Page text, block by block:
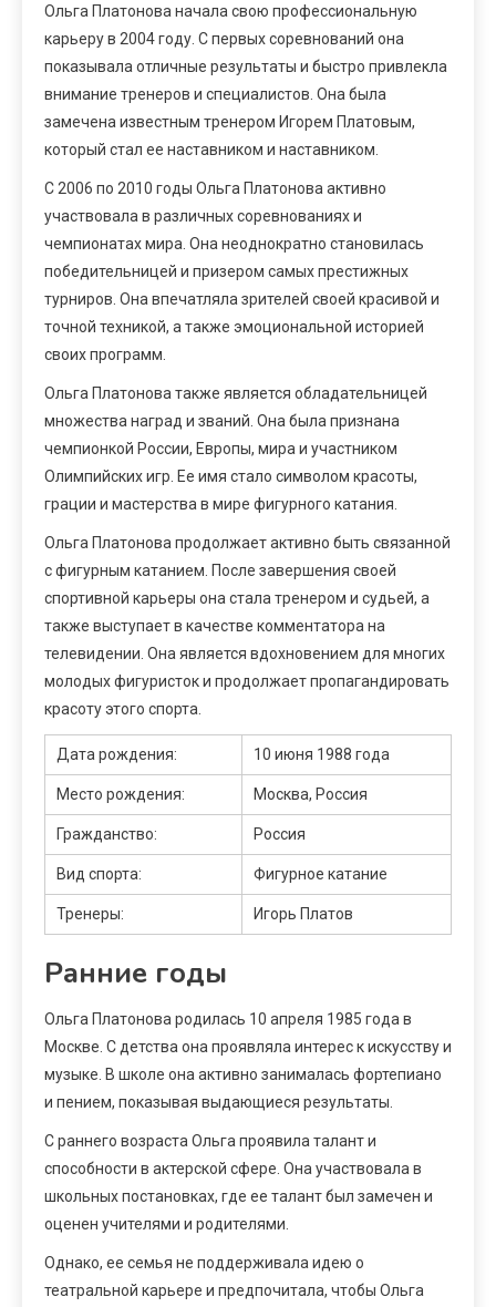
Ольга Платонова начала свою профессиональную
карьеру в 2004 году. С первых соревнований она
показывала отличные результаты и быстро привлекла
внимание тренеров и специалистов. Она была
замечена известным тренером Игорем Платовым,
который стал ее наставником и наставником.
С 2006 по 2010 годы Ольга Платонова активно
участвовала в различных соревнованиях и
чемпионатах мира. Она неоднократно становилась
победительницей и призером самых престижных
турниров. Она впечатляла зрителей своей красивой и
точной техникой, а также эмоциональной историей
своих программ.
Ольга Платонова также является обладательницей
множества наград и званий. Она была признана
чемпионкой России, Европы, мира и участником
Олимпийских игр. Ее имя стало символом красоты,
грации и мастерства в мире фигурного катания.
Ольга Платонова продолжает активно быть связанной
с фигурным катанием. После завершения своей
спортивной карьеры она стала тренером и судьей, а
также выступает в качестве комментатора на
телевидении. Она является вдохновением для многих
молодых фигуристок и продолжает пропагандировать
красоту этого спорта.
Дата рождения: 10 июня 1988 года
Место рождения: Москва, Россия
Гражданство: Россия
Вид спорта: Фигурное катание
Тренеры: Игорь Платов
Ранние годы
Ольга Платонова родилась 10 апреля 1985 года в
Москве. С детства она проявляла интерес к искусству и
музыке. В школе она активно занималась фортепиано
и пением, показывая выдающиеся результаты.
С раннего возраста Ольга проявила талант и
способности в актерской сфере. Она участвовала в
школьных постановках, где ее талант был замечен и
оценен учителями и родителями.
Однако, ее семья не поддерживала идею о
театральной карьере и предпочитала, чтобы Ольга